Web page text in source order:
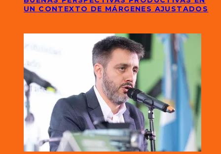
UN CONTEXTO DE MÁRGENES AJUSTADOS